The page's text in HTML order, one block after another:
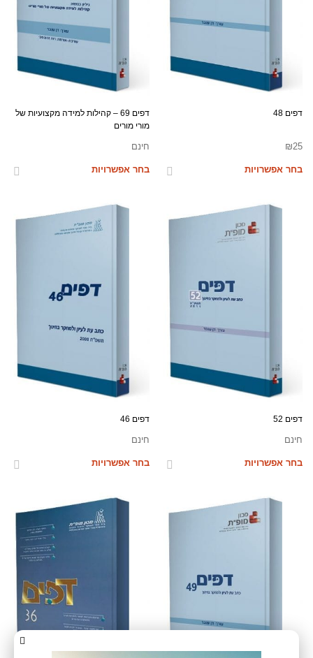
דפים 48
₪25
בחר אפשרויות
דפים 69 – קהילות למידה מקצועיות של
מורי מורים
חינם
בחר אפשרויות
דפים 52
חינם
בחר אפשרויות
דפים 46
חינם
בחר אפשרויות